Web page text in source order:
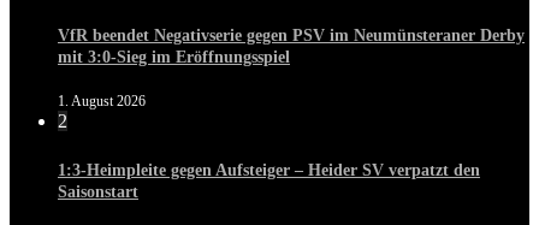
VfR beendet Negativserie gegen PSV im Neumünsteraner Derby
mit 3:0-Sieg im Eröffnungsspiel
1. August 2026
2
1:3-Heimpleite gegen Aufsteiger – Heider SV verpatzt den
Saisonstart